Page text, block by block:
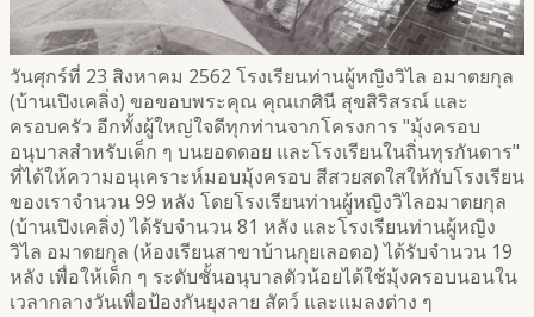
วันศุกร์ที่ 23 สิงหาคม 2562 โรงเรียนท่านผู้หญิงวิไล อมาตยกุล
(บ้านเปิงเคลิ่ง) ขอขอบพระคุณ คุณเกศินี สุขสิริสรณ์ และ
ครอบครัว อีกทั้งผู้ใหญ่ใจดีทุกท่านจากโครงการ "มุ้งครอบ
อนุบาลสำหรับเด็ก ๆ บนยอดดอย และโรงเรียนในถิ่นทุรกันดาร"
ที่ได้ให้ความอนุเคราะห์มอบมุ้งครอบ สีสวยสดใสให้กับโรงเรียน
ของเราจำนวน 99 หลัง โดยโรงเรียนท่านผู้หญิงวิไลอมาตยกุล
(บ้านเปิงเคลิ่ง) ได้รับจำนวน 81 หลัง และโรงเรียนท่านผู้หญิง
วิไล อมาตยกุล (ห้องเรียนสาขาบ้านกุยเลอตอ) ได้รับจำนวน 19
หลัง เพื่อให้เด็ก ๆ ระดับชั้นอนุบาลตัวน้อยได้ใช้มุ้งครอบนอนใน
เวลากลางวันเพื่อป้องกันยุงลาย สัตว์ และแมลงต่าง ๆ